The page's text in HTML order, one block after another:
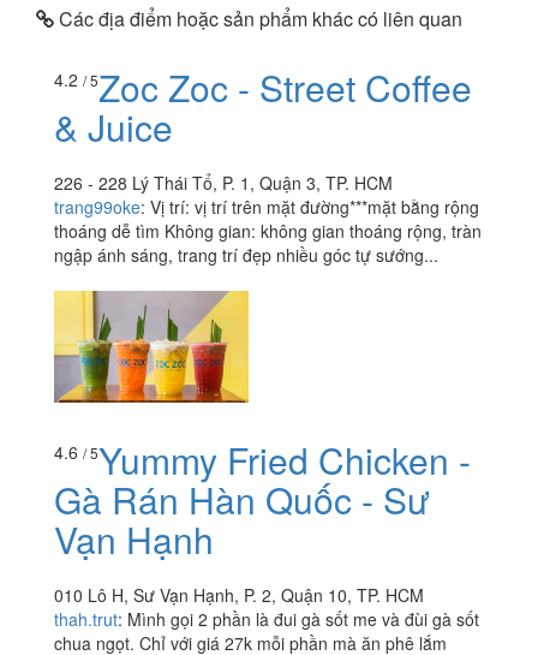
Các địa điểm hoặc sản phẩm khác có liên quan
4.2 / 5Zoc Zoc - Street Coffee
& Juice
226 - 228 Lý Thái Tổ, P. 1, Quận 3, TP. HCM
trang99oke: Vị trí: vị trí trên mặt đường***mặt bằng rộng
thoáng dễ tìm Không gian: không gian thoáng rộng, tràn
ngập ánh sáng, trang trí đẹp nhiều góc tự sướng...
4.6 / 5Yummy Fried Chicken -
Gà Rán Hàn Quốc - Sư
Vạn Hạnh
010 Lô H, Sư Vạn Hạnh, P. 2, Quận 10, TP. HCM
thah.trut: Mình gọi 2 phần là đui gà sốt me và đùi gà sốt
chua ngọt. Chỉ với giá 27k mỗi phần mà ăn phê lắm